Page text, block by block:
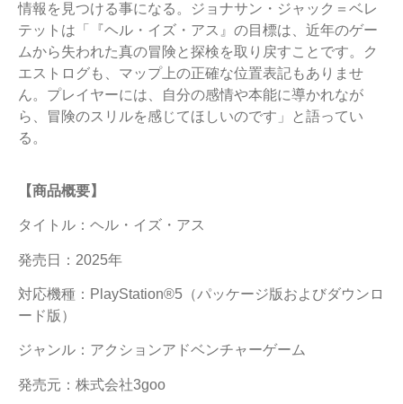
情報を見つける事になる。ジョナサン・ジャック＝ベレ
テットは「『ヘル・イズ・アス』の目標は、近年のゲー
ムから失われた真の冒険と探検を取り戻すことです。ク
エストログも、マップ上の正確な位置表記もありませ
ん。プレイヤーには、自分の感情や本能に導かれなが
ら、冒険のスリルを感じてほしいのです」と語ってい
る。
【商品概要】
タイトル：ヘル・イズ・アス
発売日：2025年
対応機種：PlayStation®5（パッケージ版およびダウンロ
ード版）
ジャンル：アクションアドベンチャーゲーム
発売元：株式会社3goo